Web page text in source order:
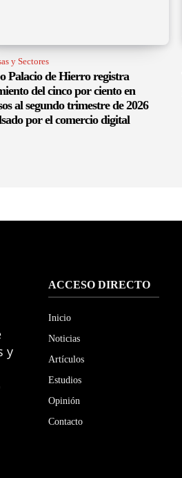
y Sectores
Palacio de Hierro registra
del cinco por ciento en
al segundo trimestre de 2026
por el comercio digital
y
ACCESO DIRECTO
Inicio
Noticias
Artículos
Estudios
Opinión
Contacto